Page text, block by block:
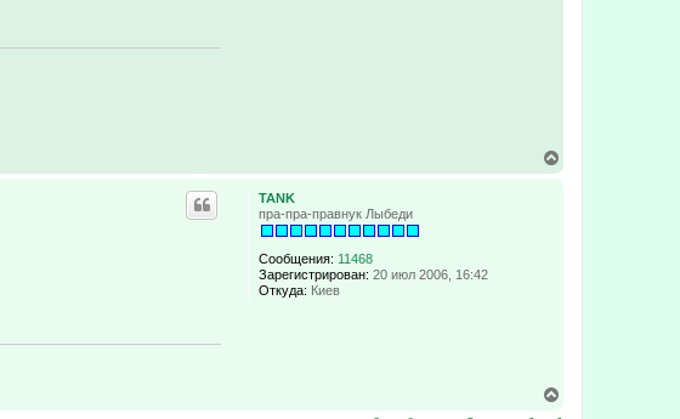
е
TANK
пра-пра-правнук Лыбеди
Сообщения: 11468
Зарегистрирован: 20 июл 2006, 16:42
Откуда: Киев